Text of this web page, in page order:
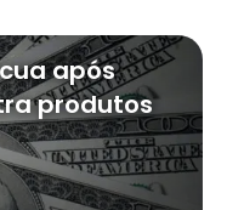
após
produtos